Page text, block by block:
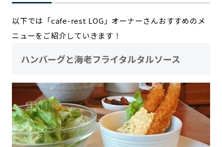
以下では「cafe-rest LOG」オーナーさんおすすめのメ
ニューをご紹介していきます！
ハンバーグと海老フライタルタルソース